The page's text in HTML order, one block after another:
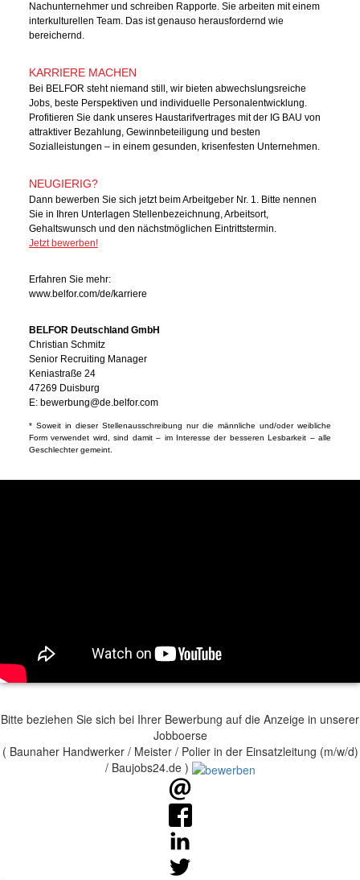
Nachunternehmer und schreiben Rapporte. Sie arbeiten mit einem
interkulturellen Team. Das ist genauso herausfordernd wie
bereichernd.
KARRIERE MACHEN
Bei BELFOR steht niemand still, wir bieten abwechslungsreiche
Jobs, beste Perspektiven und individuelle Personalentwicklung.
Profitieren Sie dank unseres Haustarifvertrages mit der IG BAU von
attraktiver Bezahlung, Gewinnbeteiligung und besten
Sozialleistungen – in einem gesunden, krisenfesten Unternehmen.
NEUGIERIG?
Dann bewerben Sie sich jetzt beim Arbeitgeber Nr. 1. Bitte nennen
Sie in Ihren Unterlagen Stellenbezeichnung, Arbeitsort,
Gehaltswunsch und den nächstmöglichen Eintrittstermin.
Jetzt bewerben!
Erfahren Sie mehr:
www.belfor.com/de/karriere
BELFOR Deutschland GmbH
Christian Schmitz
Senior Recruiting Manager
Keniastraße 24
47269 Duisburg
E: bewerbung@de.belfor.com
* Soweit in dieser Stellenausschreibung nur die männliche und/oder weibliche
Form verwendet wird, sind damit – im Interesse der besseren Lesbarkeit – alle
Geschlechter gemeint.
Bitte beziehen Sie sich bei Ihrer Bewerbung auf die Anzeige in unserer
Jobboerse
( Baunaher Handwerker / Meister / Polier in der Einsatzleitung (m/w/d)
/ Baujobs24.de )